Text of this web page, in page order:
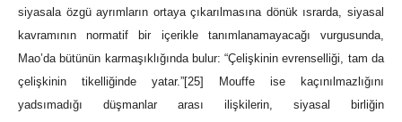
siyasala özgü ayrımların ortaya çıkarılmasına dönük ısrarda, siyasal
kavramının normatif bir içerikle tanımlanamayacağı vurgusunda,
Mao’da bütünün karmaşıklığında bulur: “Çelişkinin evrenselliği, tam da
çelişkinin tikelliğinde yatar.”[25]
Mouffe ise kaçınılmazlığını
yadsımadığı düşmanlar arası ilişkilerin, siyasal birliğin